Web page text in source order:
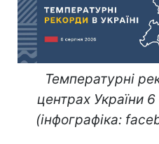
Температурні
центрах України
(інфографіка: